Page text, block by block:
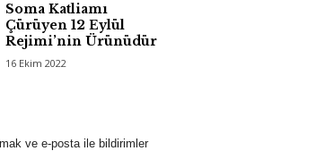
Soma Katliamı
Çürüyen 12 Eylül
Rejimi’nin Ürünüdür
16 Ekim 2022
ve e-posta ile bildirimler